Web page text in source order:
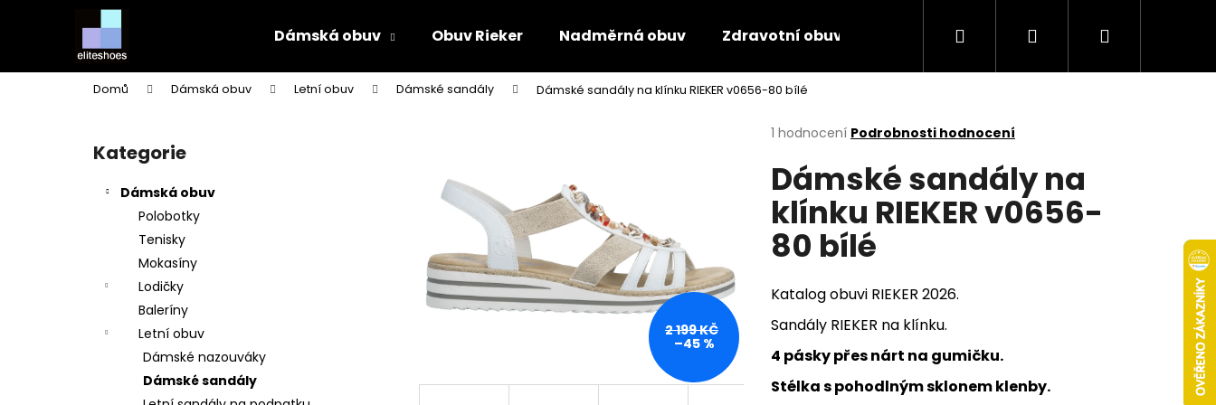
Dámská obuv Obuv Rieker Nadměrná obuv Zdravotní obuv Rieker Výprodej AKCE týdne
Hledat PřihlášeníNákupní
Domů Dámská obuv Letní obuv Dámské sandály Dámské sandály na klínku RIEKER v0656-80 bílé
Přeskočit
kategorie
Kategorie
Dámská obuv
Polobotky
Tenisky
Mokasíny
Lodičky
Baleríny
Letní obuv
Dámské nazouváky
Dámské sandály
Průměrné
produktu
je
5,0
5
hvězdiček.
1 hodnocení Podrobnosti hodnocení
Dámské sandály na
klínku RIEKER v0656-
80 bílé
Katalog obuvi RIEKER 2026.
Sandály RIEKER na klínku.
4 pásky přes nárt na gumičku.
Stélka s pohodlným sklonem klenby.
2 199 KČ
–45 %
í
Zpět
do
obchodu
Zpět
do
obchodu
Co potřebujete najít?
Doporučujeme